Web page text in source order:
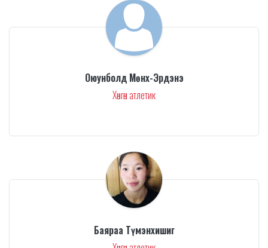
Оюунболд Мөнх-Эрдэнэ
Хөнгөн атлетик
Баяраа Түмэнхишиг